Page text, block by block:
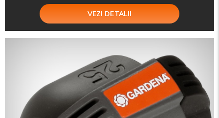
VEZI DETALII